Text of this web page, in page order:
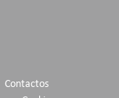
Contactos